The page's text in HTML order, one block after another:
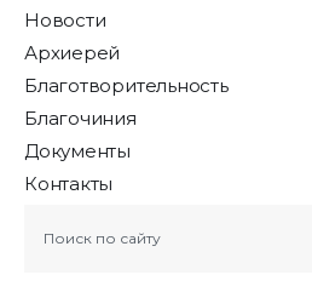
Новости
Архиерей
Благотворительность
Благочиния
Документы
Контакты